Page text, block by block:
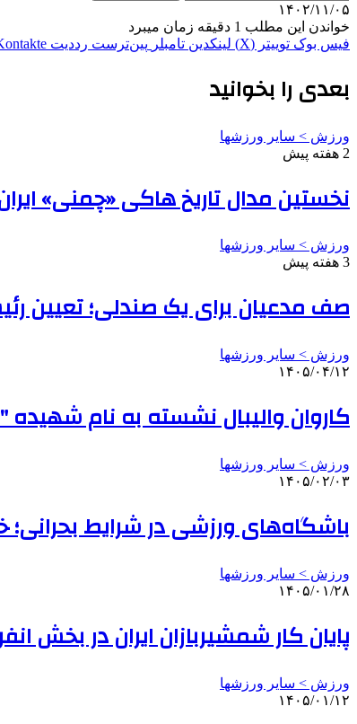
۱۴۰۲/۱۱/۰۵
خواندن این مطلب 1 دقیقه زمان میبرد
فیس بوک توییتر (X) لینکدین ‫تامبلر ‫پین‌ترست ‫رددیت
بعدی را بخوانید
ورزش > سایر ورزشها
2 هفته پیش
نخستین مدال تاریخ هاکی «چمنی»
ورزش > سایر ورزشها
3 هفته پیش
صف مدعیان برای یک صندلی؛ تعیین رئیس
ورزش > سایر ورزشها
۱۴۰۵/۰۴/۱۲
کاروان والیبال نشسته به نام
ورزش > سایر ورزشها
۱۴۰۵/۰۲/۰۳
باشگاه‌های ورزشی در شرایط بحرانی؛
ورزش > سایر ورزشها
۱۴۰۵/۰۱/۲۸
پایان کار شمشیربازان ایران در بخش
ورزش > سایر ورزشها
۱۴۰۵/۰۱/۱۲